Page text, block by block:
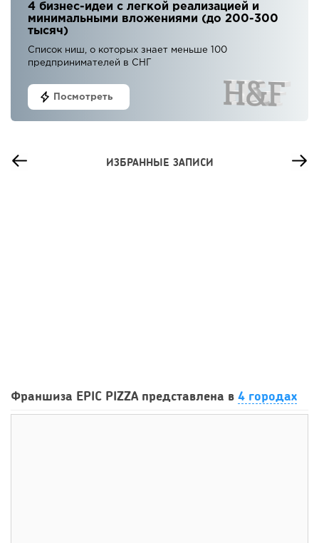
4 бизнес-идеи с легкой реализацией и
минимальными вложениями (до 200-300
тысяч)
Список ниш, о которых знает меньше 100
предпринимателей в СНГ
Посмотреть
ИЗБРАННЫЕ ЗАПИСИ
2026 году:...
Франшиза EPIC PIZZA представлена в 4 городах